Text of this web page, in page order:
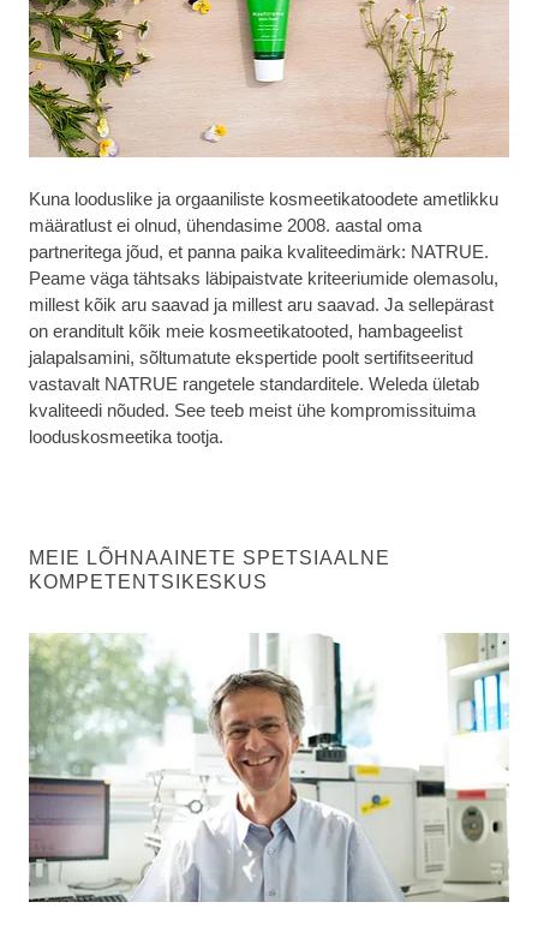
Kuna looduslike ja orgaaniliste kosmeetikatoodete ametlikku
määratlust ei olnud, ühendasime 2008. aastal oma
partneritega jõud, et panna paika kvaliteedimärk: NATRUE.
Peame väga tähtsaks läbipaistvate kriteeriumide olemasolu,
millest kõik aru saavad ja millest aru saavad. Ja sellepärast
on eranditult kõik meie kosmeetikatooted, hambageelist
jalapalsamini, sõltumatute ekspertide poolt sertifitseeritud
vastavalt NATRUE rangetele standarditele. Weleda ületab
kvaliteedi nõuded. See teeb meist ühe kompromissituima
looduskosmeetika tootja.
MEIE LÕHNAAINETE SPETSIAALNE
KOMPETENTSIKESKUS